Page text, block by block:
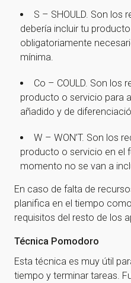
nuestra
¡Gracias por
Ir a
S – SHOULD. Son los
debería incluir tu
obligatoriamente
mínima.
Co – COULD. Son los
producto o servicio para
añadido y de
W – WON’T. Son los
producto o servicio en el
momento no se van a
En caso de falta de
planifica en el tiempo
requisitos del resto de los
Técnica Pomodoro
Esta técnica es muy útil
tiempo y terminar tareas.